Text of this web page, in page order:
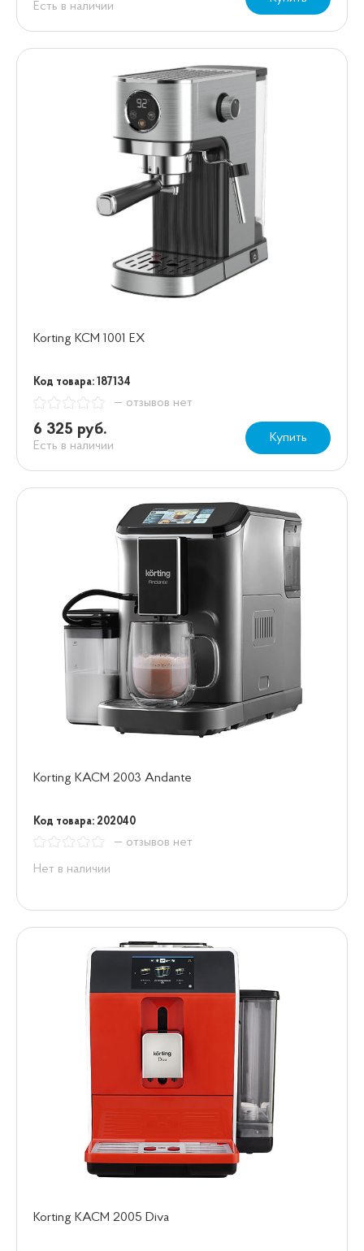
Есть в наличии
Korting KCM 1001 EX
Код товара: 187134
— отзывов нет
6 325 руб.
Есть в наличии
Купить
Korting KACM 2003 Andante
Код товара: 202040
— отзывов нет
Нет в наличии
Korting KACM 2005 Diva